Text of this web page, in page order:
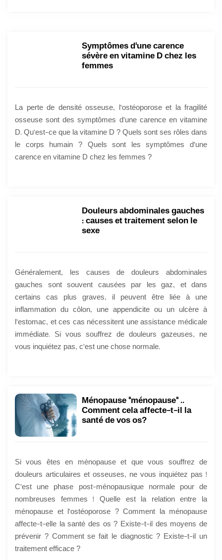
Symptômes d'une carence
sévère en vitamine D chez les
femmes
La perte de densité osseuse, l’ostéoporose et la fragilité
osseuse sont des symptômes d’une carence en vitamine
D. Qu’est-ce que la vitamine D ? Quels sont ses rôles dans
le corps humain ? Quels sont les symptômes d’une
carence en vitamine D chez les femmes ?
Douleurs abdominales gauches
: causes et traitement selon le
sexe
Généralement, les causes de douleurs abdominales
gauches sont souvent causées par les gaz, et dans
certains cas plus graves, il peuvent être liée à une
inflammation du côlon, une appendicite ou un ulcère à
l’estomac, et ces cas nécessitent une assistance médicale
immédiate. Si vous souffrez de douleurs gazeuses, ne
vous inquiétez pas, c’est une chose normale.
Ménopause "ménopause" ..
Comment cela affecte-t-il la
santé de vos os?
Si vous êtes en ménopause et que vous souffrez de
douleurs articulaires et osseuses, ne vous inquiétez pas !
C’est une phase post-ménopausique normale pour de
nombreuses femmes ! Quelle est la relation entre la
ménopause et l’ostéoporose ? Comment la ménopause
affecte-t-elle la santé des os ? Existe-t-il des moyens de
prévenir ? Comment se fait le diagnostic ? Existe-t-il un
traitement efficace ?